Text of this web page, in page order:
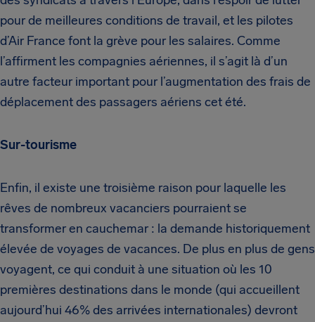
pour de meilleures conditions de travail, et les pilotes
d’Air France font la grève pour les salaires. Comme
l’affirment les compagnies aériennes, il s’agit là d’un
autre facteur important pour l’augmentation des frais de
déplacement des passagers aériens cet été.
Sur-tourisme
Enfin, il existe une troisième raison pour laquelle les
rêves de nombreux vacanciers pourraient se
transformer en cauchemar : la demande historiquement
élevée de voyages de vacances. De plus en plus de gens
voyagent, ce qui conduit à une situation où les 10
premières destinations dans le monde (qui accueillent
aujourd’hui 46% des arrivées internationales) devront